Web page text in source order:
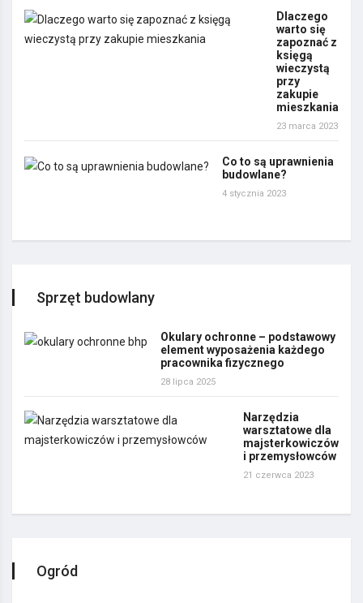
Dlaczego
warto się
zapoznać z
księgą
wieczystą
przy
zakupie
mieszkania
23 marca 2023
Co to są uprawnienia
budowlane?
4 stycznia 2023
Sprzęt budowlany
Okulary ochronne – podstawowy
element wyposażenia każdego
pracownika fizycznego
28 lipca 2025
Narzędzia
warsztatowe dla
majsterkowiczów
i przemysłowców
21 czerwca 2023
Ogród